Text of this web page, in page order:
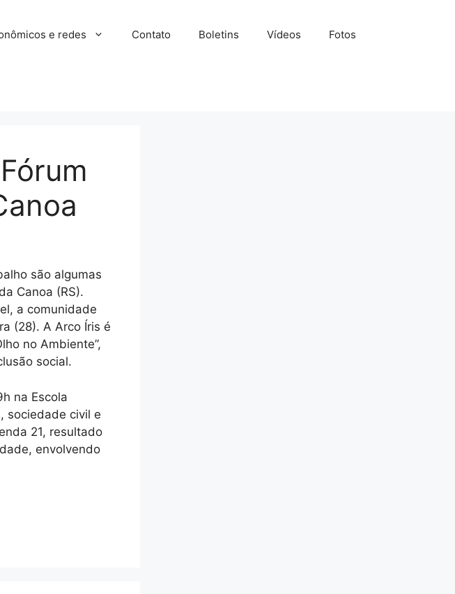
e redes Contato Boletins Vídeos Fotos
são algumas
Canoa (RS).
a comunidade
(28). A Arco Íris é
no Ambiente”,
social.
na Escola
sociedade civil e
21, resultado
envolvendo